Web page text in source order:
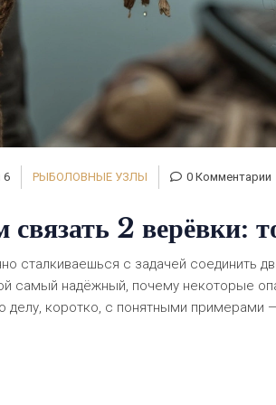
6 РЫБОЛОВНЫЕ УЗЛЫ 0 Комментарии
связать 2 верёвки:
сталкиваешься с задачей соединить
самый надёжный, почему некоторые
делу, коротко, с понятными примерами